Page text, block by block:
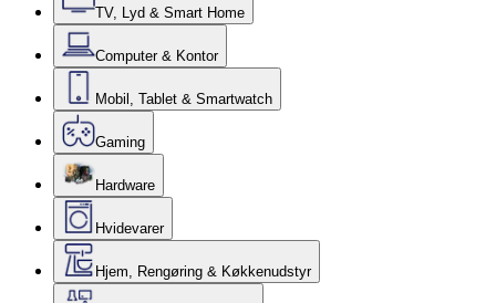
TV, Lyd & Smart Home
Computer & Kontor
Mobil, Tablet & Smartwatch
Gaming
Hardware
Hvidevarer
Hjem, Rengøring & Køkkenudstyr